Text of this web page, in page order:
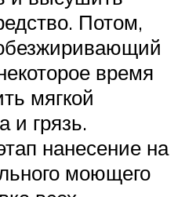
Потом,
время
мягкой
и грязь.
нанесение на
моющего